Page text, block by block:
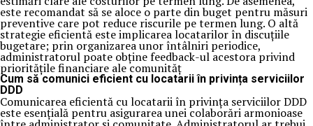
este recomandat să se aloce o parte din buget pentru măsuri
preventive care pot reduce riscurile pe termen lung. O altă
strategie eficientă este implicarea locatarilor în discuțiile
bugetare; prin organizarea unor întâlniri periodice,
administratorul poate obține feedback-ul acestora privind
prioritățile financiare ale comunităț
Cum să comunici eficient cu locatarii în privința serviciilor
DDD
Comunicarea eficientă cu locatarii în privința serviciilor DDD
este esențială pentru asigurarea unei colaborări armonioase